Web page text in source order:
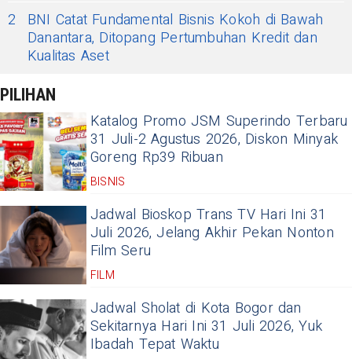
2
BNI Catat Fundamental Bisnis Kokoh di Bawah
Danantara, Ditopang Pertumbuhan Kredit dan
Kualitas Aset
PILIHAN
Katalog Promo JSM Superindo Terbaru
31 Juli-2 Agustus 2026, Diskon Minyak
Goreng Rp39 Ribuan
BISNIS
Jadwal Bioskop Trans TV Hari Ini 31
Juli 2026, Jelang Akhir Pekan Nonton
Film Seru
FILM
Jadwal Sholat di Kota Bogor dan
Sekitarnya Hari Ini 31 Juli 2026, Yuk
Ibadah Tepat Waktu